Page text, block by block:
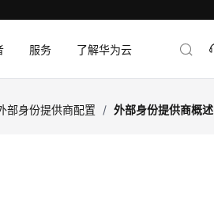
服务 了解华为云
部身份提供商配置 / 外部身份提供商概述